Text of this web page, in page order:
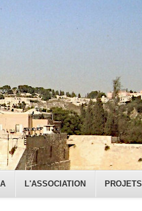
L'ASSOCIATION PROJETS